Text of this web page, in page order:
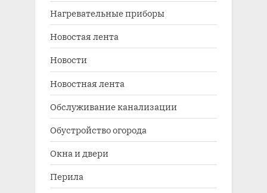
Нагревательные приборы
Новостая лента
Новости
Новостная лента
Обслуживание канализации
Обустройство огорода
Окна и двери
Перила